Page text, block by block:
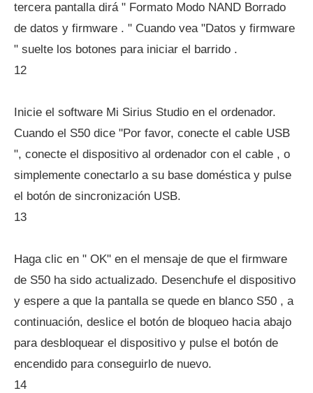
tercera pantalla dirá " Formato Modo NAND Borrado
de datos y firmware . " Cuando vea "Datos y firmware
" suelte los botones para iniciar el barrido .
12
Inicie el software Mi Sirius Studio en el ordenador.
Cuando el S50 dice "Por favor, conecte el cable USB
", conecte el dispositivo al ordenador con el cable , o
simplemente conectarlo a su base doméstica y pulse
el botón de sincronización USB.
13
Haga clic en " OK" en el mensaje de que el firmware
de S50 ha sido actualizado. Desenchufe el dispositivo
y espere a que la pantalla se quede en blanco S50 , a
continuación, deslice el botón de bloqueo hacia abajo
para desbloquear el dispositivo y pulse el botón de
encendido para conseguirlo de nuevo.
14